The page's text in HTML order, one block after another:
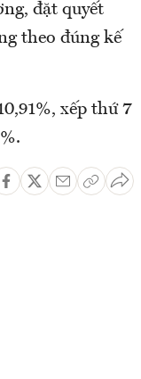
đặt quyết
theo đúng kế
xếp thứ 7